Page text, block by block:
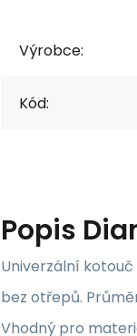
Výrobce:
Kód:
Popis
Univerzální
bez otřepů.
Vhodný pro